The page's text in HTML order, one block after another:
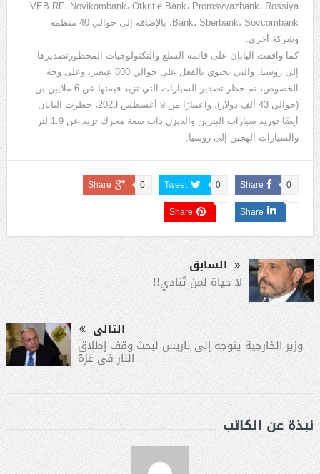
VEB.RF، Novikombank، Otkritie Bank، Promsvyazbank، Rossiya
Bank، Sberbank، Sovcombank، بالإضافة إلى حوالي 40 منظمة
وشركة أخرى.
كما وافقت اليابان على قائمة السلع والتكنولوجيات المحظورتصديرها
إلى روسيا، والتي تحتوي بالفعل على حوالي 800 عنصر، وعلى وجه
الخصوص، تم حظر تصدير السيارات التي تزيد قيمتها عن 6 ملايين ين
(حوالي 43 ألف دولار)، واعتبارًا من 9 أغسطس 2023، حظرت اليابان
أيضًا توريد سيارات البنزين والديزل ذات سعة محرك تزيد عن 1.9 لتر
والسيارات الهجين إلى روسيا.
Share 0
Tweet 0
Share 0
Share
Share
السابق
لا حياة لمن تُنادي!!
التالى
وزير الخارجية يتوجه إلى باريس لبحث وقف إطلاق
النار فى غزة
نبذة عن الكاتب